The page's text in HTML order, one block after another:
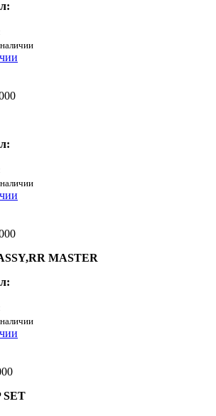
MASTER
SET